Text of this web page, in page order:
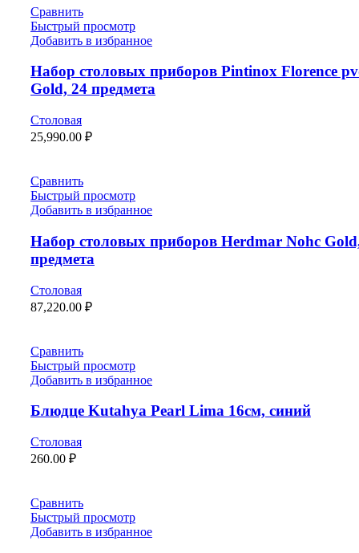
Сравнить
Быстрый просмотр
Добавить в избранное
Набор столовых приборов Pintinox Florence
Gold, 24 предмета
Столовая
25,990.00 ₽
Сравнить
Быстрый просмотр
Добавить в избранное
Набор столовых приборов Herdmar Nohc
предмета
Столовая
87,220.00 ₽
Сравнить
Быстрый просмотр
Добавить в избранное
Блюдце Kutahya Pearl Lima 16см, синий
Столовая
260.00 ₽
Сравнить
Быстрый просмотр
Добавить в избранное